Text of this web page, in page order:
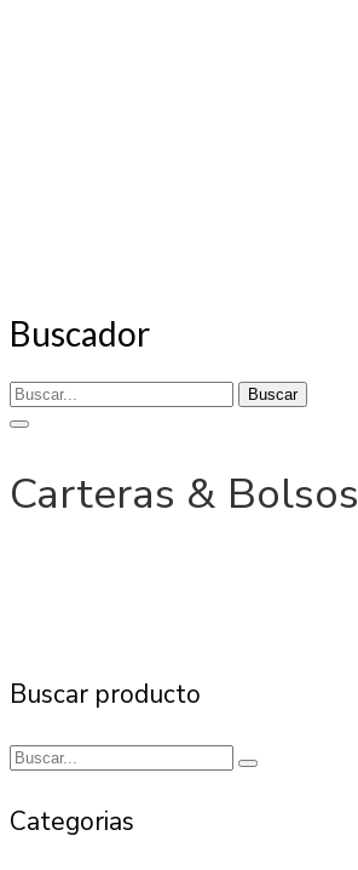
Buscador
Buscar
Carteras & Bolsos
Buscar producto
Categorias